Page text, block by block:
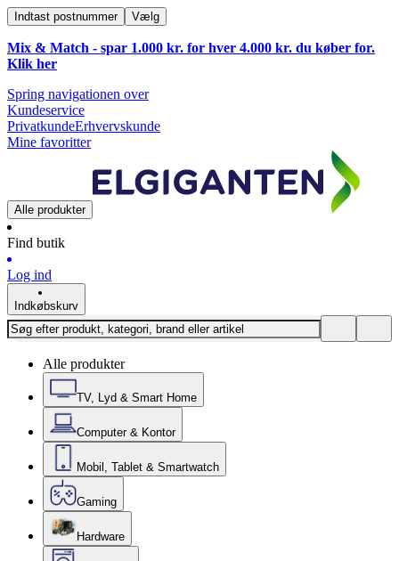
Indtast postnummer Vælg
Mix & Match - spar 1.000 kr. for hver 4.000 kr. du køber for.
Klik her
Spring navigationen over
Kundeservice
PrivatkundeErhvervskunde
Mine favoritter
Alle produkter
Find butik
Log ind
Indkøbskurv
Alle produkter
TV, Lyd & Smart Home
Computer & Kontor
Mobil, Tablet & Smartwatch
Gaming
Hardware